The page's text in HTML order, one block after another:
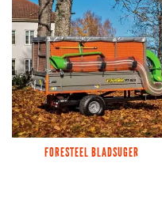
FORESTEEL BLADSUGER